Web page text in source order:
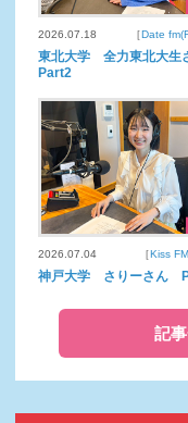
2026.07.18 ［Date
東北大学 全力東北大生
Part2
2026.07.04 ［Kiss
神戸大学 さりーさん
記